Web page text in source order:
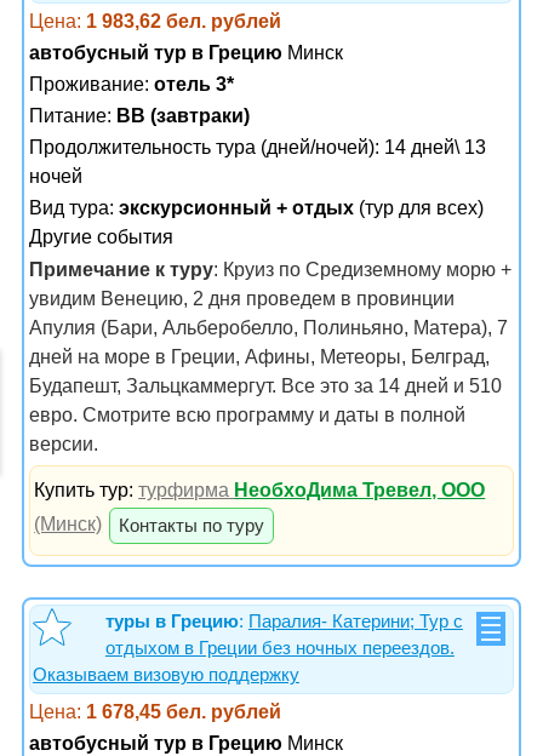
Цена: 1 983,62 бел. рублей
автобусный тур в Грецию Минск
Проживание: отель 3*
Питание: BB (завтраки)
Продолжительность тура (дней/ночей): 14 дней\ 13
ночей
Вид тура: экскурсионный + отдых (тур для всех)
Другие события
Примечание к туру: Круиз по Средиземному морю +
увидим Венецию, 2 дня проведем в провинции
Апулия (Бари, Альберобелло, Полиньяно, Матера), 7
дней на море в Греции, Афины, Метеоры, Белград,
Будапешт, Зальцкаммергут. Все это за 14 дней и 510
евро. Смотрите всю программу и даты в полной
версии.
Купить тур:турфирма НеобхоДима Тревел, ООО
(Минск)
Контакты по туру
туры в Грецию: Паралия- Катерини; Тур с
отдыхом в Греции без ночных переездов.
Оказываем визовую поддержку
Цена: 1 678,45 бел. рублей
автобусный тур в Грецию Минск